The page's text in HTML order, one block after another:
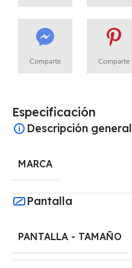
Comparte
Share
Comparte
Share
Especificación
Descripción general
MARCA
Pantalla
PANTALLA - TAMAÑO